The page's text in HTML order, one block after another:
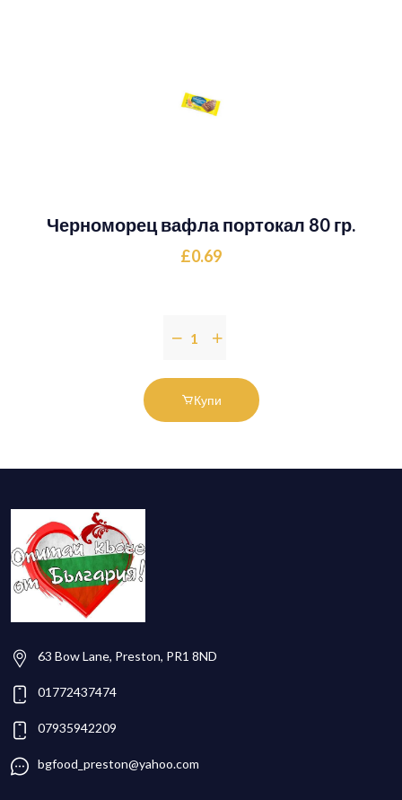
Черноморец вафла портокал 80 гр.
£0.69
Купи
63 Bow Lane, Preston, PR1 8ND
01772437474
07935942209
bgfood_preston@yahoo.com